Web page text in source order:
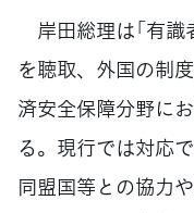
岸田総理は「有
を聴取、外国の制
済安全保障分野に
る。現行では対応
同盟国等との協力